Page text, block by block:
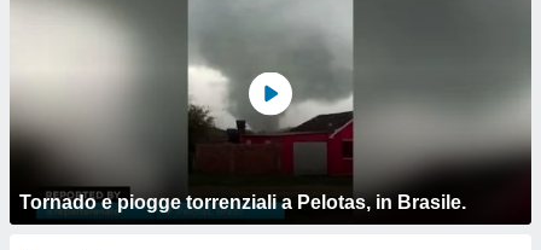
Tornado e piogge torrenziali a Pelotas, in Brasile.